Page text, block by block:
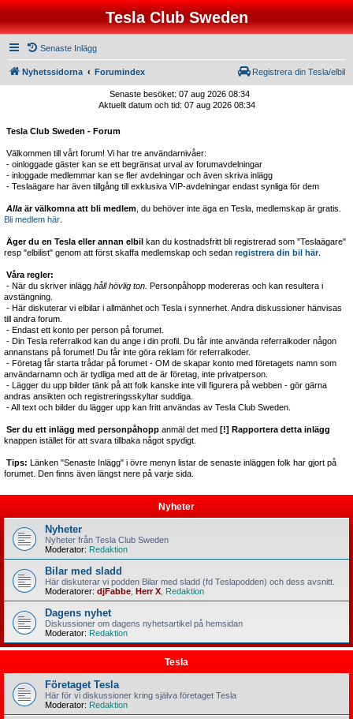
Tesla Club Sweden
Senaste Inlägg
Nyhetssidorna Forumindex Registrera din Tesla/elbil
Senaste besöket: 07 aug 2026 08:34
Aktuellt datum och tid: 07 aug 2026 08:34
Tesla Club Sweden - Forum
Välkommen till vårt forum! Vi har tre användarnivåer:
- oinloggade gäster kan se ett begränsat urval av forumavdelningar
- inloggade medlemmar kan se fler avdelningar och även skriva inlägg
- Teslaägare har även tillgång till exklusiva VIP-avdelningar endast synliga för dem
Alla är välkomna att bli medlem , du behöver inte äga en Tesla, medlemskap är gratis.
Bli medlem här
Äger du en Tesla eller annan elbil kan du kostnadsfritt bli registrerad som "Teslaägare"
resp "elbilist" genom att först skaffa medlemskap och sedan registrera din bil här.
Våra regler:
- När du skriver inlägg håll hövlig ton. Personpåhopp modereras och kan resultera i
avstängning.
- Här diskuterar vi elbilar i allmänhet och Tesla i synnerhet. Andra diskussioner hänvisas
till andra forum.
- Endast ett konto per person på forumet.
- Din Tesla referralkod kan du ange i din profil. Du får inte använda referralkoder någon
annanstans på forumet! Du får inte göra reklam för referralkoder.
- Företag får starta trådar på forumet - OM de skapar konto med företagets namn som
användarnamn och är tydliga med att de är företag, inte privatperson.
- Lägger du upp bilder tänk på att folk kanske inte vill figurera på webben - gör gärna
andras ansikten och registreringsskyltar suddiga.
- All text och bilder du lägger upp kan fritt användas av Tesla Club Sweden.
Ser du ett inlägg med personpåhopp anmäl det med [!] Rapportera detta inlägg
knappen istället för att svara tillbaka något spydigt.
Tips: Länken "Senaste Inlägg" i övre menyn listar de senaste inläggen folk har gjort på
forumet. Den finns även längst nere på varje sida.
Nyheter
Nyheter
Nyheter från Tesla Club Sweden
Moderator: Redaktion
Bilar med sladd
Här diskuterar vi podden Bilar med sladd (fd Teslapodden) och dess avsnitt.
Moderatorer: djFabbe Herr X Redaktion
Dagens nyhet
Diskussioner om dagens nyhetsartikel på hemsidan
Moderator: Redaktion
Tesla
Företaget Tesla
Här för vi diskussioner kring själva företaget Tesla
Moderator: Redaktion